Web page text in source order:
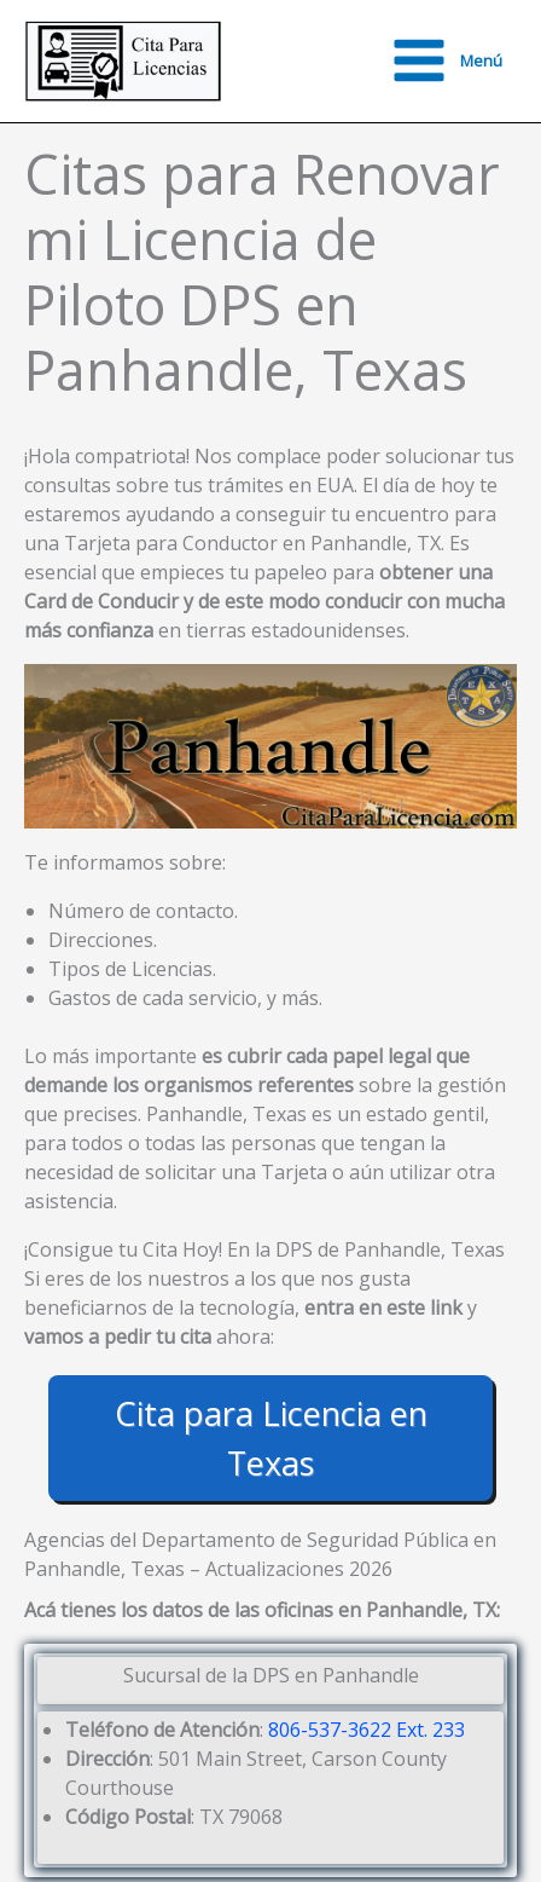
contenido
Main
Menú
Citas para Renovar
mi Licencia de
Piloto DPS en
Panhandle, Texas
¡Hola compatriota! Nos complace poder solucionar tus
consultas sobre tus trámites en EUA. El día de hoy te
estaremos ayudando a conseguir tu encuentro para
una Tarjeta para Conductor en Panhandle, TX. Es
esencial que empieces tu papeleo para obtener una
Card de Conducir y de este modo conducir con mucha
más confianzaen tierras estadounidenses.
Te informamos sobre:
Número de contacto.
Direcciones.
Tipos de Licencias.
Gastos de cada servicio, y más.
Lo más importante es cubrir cada papel legal que
demande los organismos referentessobre la gestión
que precises. Panhandle, Texas es un estado gentil,
para todos o todas las personas que tengan la
necesidad de solicitar una Tarjeta o aún utilizar otra
asistencia.
¡Consigue tu Cita Hoy! En la DPS de Panhandle, Texas
Si eres de los nuestros a los que nos gusta
beneficiarnos de la tecnología, entra en este linky
vamos a pedir tu citaahora:
Cita para Licencia en
Texas
Agencias del Departamento de Seguridad Pública en
Panhandle, Texas – Actualizaciones 2026
Acá tienes los datos de las oficinas en Panhandle, TX:
Sucursal de la DPS en Panhandle
Teléfono de Atención: 806-537-3622 Ext. 233
Dirección: 501 Main Street, Carson County
Courthouse
Código Postal: TX 79068